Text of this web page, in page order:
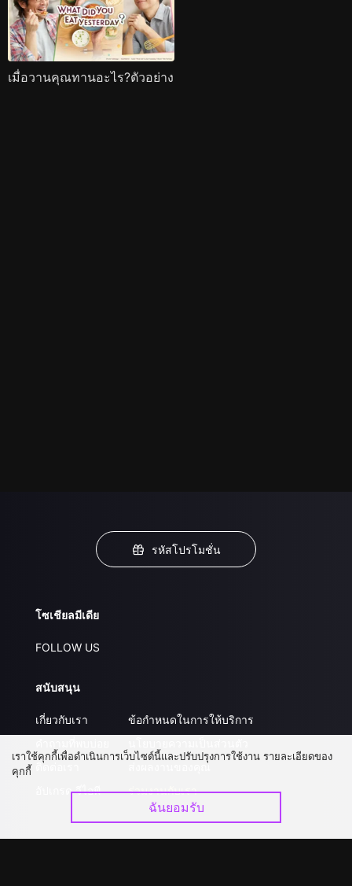
เมื่อวานคุณทานอะไร?ตัวอย่าง
รหัสโปรโมชั่น
โซเชียลมีเดีย
FOLLOW US
สนับสนุน
เกี่ยวกับเรา
ติดต่อเรา
อัปเกรด วีไอพี
ข้อกำหนดในการให้บริการ
ส่งผลงานของคุณ
ร่วมงานกับเรา
เราใช้คุกกี้เพื่อดำเนินการเว็บไซต์นี้และปรับปรุงการใช้งาน รายละเอียดของ
คุกกี้
ฉันยอมรับ